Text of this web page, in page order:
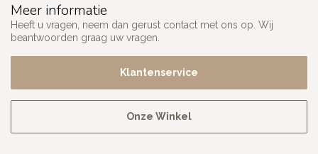
Meer informatie
Heeft u vragen, neem dan gerust contact met ons op. Wij
beantwoorden graag uw vragen.
Klantenservice
Onze Winkel